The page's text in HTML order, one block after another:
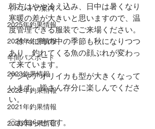
イベントの案内
2025年釣果情報
2024年釣果情報
年間パスポート
2023釣果情報
2022年釣果情報
2021年釣果情報
2020年釣果情報
朝方はやや冷え込み、日中は暑くなり
寒暖の差が大きいと思いますので、温
度管理できる服装でご来場ください。
徐々に海の中の季節も秋になりつつ
あり、釣れてくる魚の顔ぶれが変わっ
て来ています。
アジやアオリイカも型が大きくなって
います。皆さん存分に楽しんでくださ
い。
〇お知らせです。